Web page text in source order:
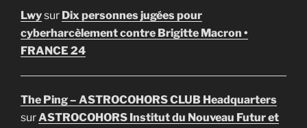
Lwysur Dix personnes jugées pour
cyberharcèlement contre Brigitte Macron •
FRANCE 24
The Ping – ASTROCOHORS CLUB Headquarters
surASTROCOHORS Institut du Nouveau Futur et